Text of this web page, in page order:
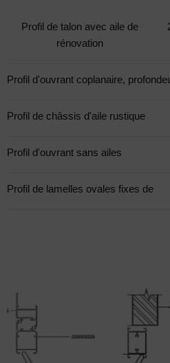
Profil de talon avec aile de
rénovation
Profil d'ouvrant coplanaire,
Profil de châssis d'aile rustique
Profil d'ouvrant sans ailes
Profil de lamelles ovales fixes de